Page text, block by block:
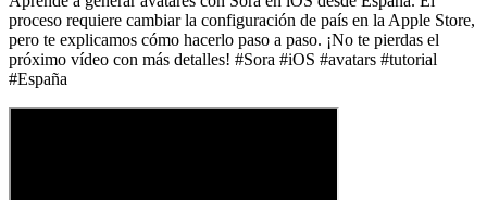
proceso requiere cambiar la configuración de país en la Apple Store,
pero te explicamos cómo hacerlo paso a paso. ¡No te pierdas el
próximo vídeo con más detalles! #Sora #iOS #avatars #tutorial
#España